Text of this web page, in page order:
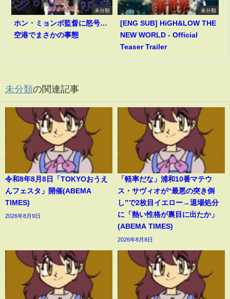
未分類
ホン・ミョンボ監督に怒号…
空港でまさかの事態
未分類
[ENG SUB] HiGH&LOW THE
NEW WORLD - Official
Teaser Trailer
未分類の関連記事
令和8年8月8日「TOKYOおうえ
んフェスタ」開催(ABEMA
TIMES)
2026年8月9日
「軽率だな」浦和10番マテウ
ス・サヴィオが“最悪の突き倒
し”で2枚目イエロー→退場処分
に「熱い性格が裏目に出たか」
(ABEMA TIMES)
2026年8月8日